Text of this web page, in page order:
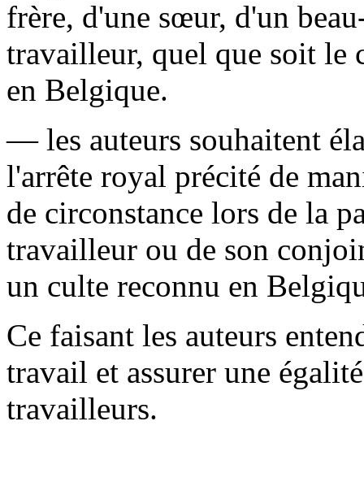
frère, d'une sœur, d'un
travailleur, quel que soit le
en Belgique.
— les auteurs souhaitent
l'arrête royal précité de
de circonstance lors de la
travailleur ou de son
un culte reconnu en
Ce faisant les auteurs
travail et assurer une
travailleurs.